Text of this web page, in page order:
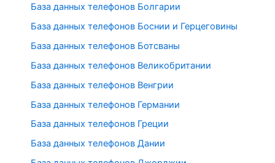
База данных телефонов Болгарии
База данных телефонов Боснии и Герцеговины
База данных телефонов Ботсваны
База данных телефонов Великобритании
База данных телефонов Венгрии
База данных телефонов Германии
База данных телефонов Греции
База данных телефонов Дании